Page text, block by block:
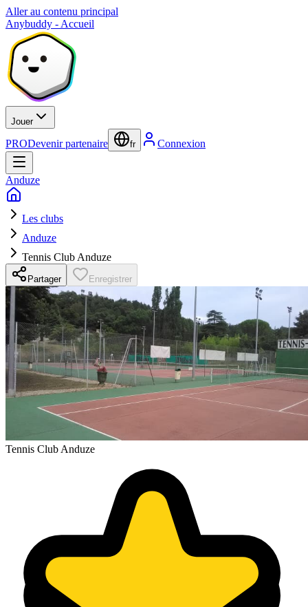
Aller au contenu principal
Anybuddy - Accueil
Jouer
PRODevenir partenaire fr Connexion
Anduze
Les clubs
Anduze
Tennis Club Anduze
Partager Enregistrer
Tennis Club Anduze